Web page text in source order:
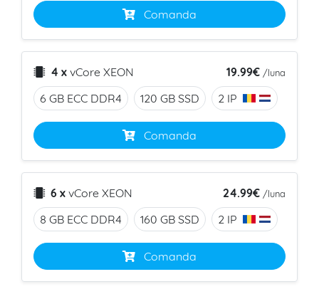
Comanda
4 x vCore XEON 19.99€ /luna
6 GB ECC DDR4 120 GB SSD 2 IP
Comanda
6 x vCore XEON 24.99€ /luna
8 GB ECC DDR4 160 GB SSD 2 IP
Comanda